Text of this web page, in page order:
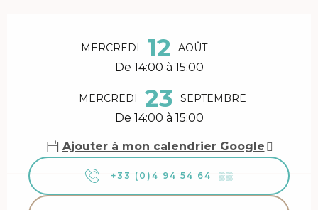
MERCREDI 12 AOÛT
De 14:00 à 15:00
MERCREDI 23 SEPTEMBRE
De 14:00 à 15:00
Ajouter à mon calendrier Google
+33 (0)4 94 54 64 ▒▒